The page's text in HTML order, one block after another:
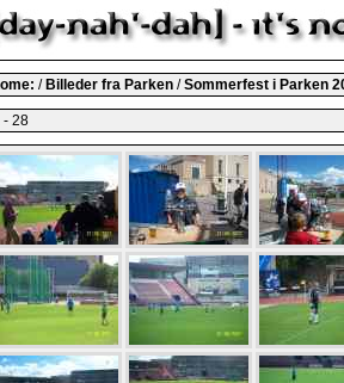
/ Billeder fra Parken /Sommerfest i Parken
- 28